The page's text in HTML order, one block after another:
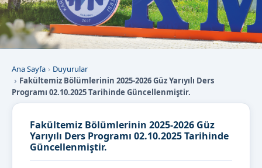
Ana Sayfa
Duyurular
Fakültemiz Bölümlerinin 2025-2026 Güz Yarıyılı Ders
Programı 02.10.2025 Tarihinde Güncellenmiştir.
Fakültemiz Bölümlerinin 2025-2026 Güz
Yarıyılı Ders Programı 02.10.2025 Tarihinde
Güncellenmiştir.